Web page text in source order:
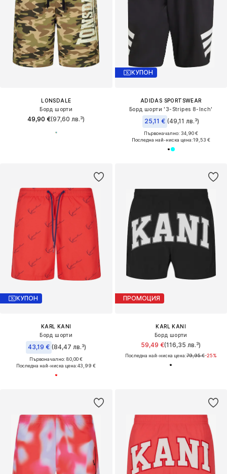
LONSDALE
Борд шорти
49,90 €(97,60 лв.³)
КУПОН
ADIDAS SPORTSWEAR
Борд шорти '3-Stripes 8-Inch'
25,11 € (49,11 лв.³)
Първоначално: 34,90 €
Последна най-ниска цена:19,53 €
КУПОН
KARL KANI
Борд шорти
43,19 € (84,47 лв.³)
Първоначално: 80,00 €
Последна най-ниска цена:43,99 €
ПРОМОЦИЯ
KARL KANI
Борд шорти
59,49 €(116,35 лв.³)
Последна най-ниска цена:79,95 €-25%